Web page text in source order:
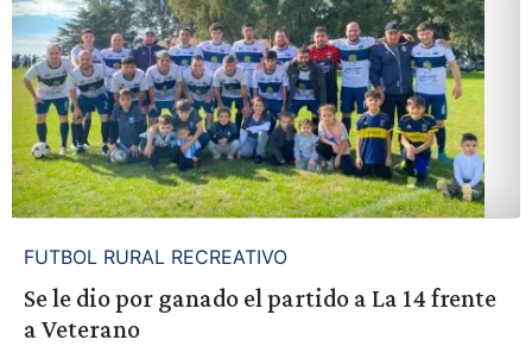
FUTBOL RURAL RECREATIVO
Se le dio por ganado el partido a La 14 frente
a Veterano